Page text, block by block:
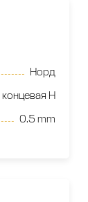
Норд
H
0.5 mm